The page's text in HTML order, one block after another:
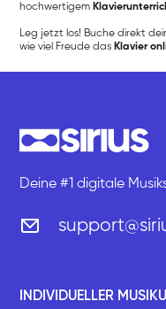
hochwertigem
Leg jetzt los! Buche direkt
wie viel Freude das Klavier
Deine #1 digitale
INDIVIDUELLER